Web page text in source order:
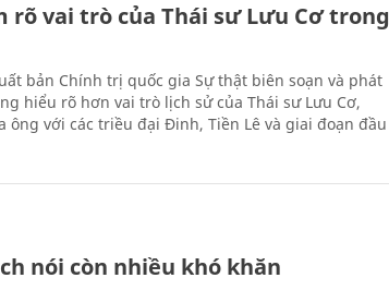
rõ vai trò của Thái sư Lưu Cơ trong
bản Chính trị quốc gia Sự thật biên soạn và phát
hiểu rõ hơn vai trò lịch sử của Thái sư Lưu Cơ,
ông với các triều đại Đinh, Tiền Lê và giai đoạn đầu
nói còn nhiều khó khăn